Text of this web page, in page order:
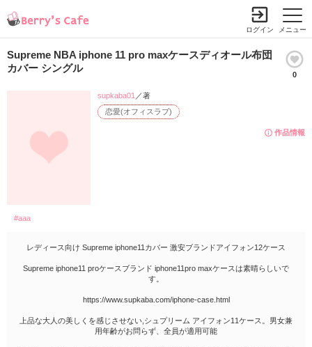
メニュー
ログイン
Supreme NBA iphone 11 pro maxケースディオール布団
カバー シングル
0
作品情報
恋愛(オフィスラブ)
supkaba01 ／著
#aaa
レディース向け Supreme iphone11カバー 激安ブランドアイフォン12ケース
Supreme iphone11 proケースブランド iphone11pro maxケースは素晴らしいで
す。
https://www.supkaba.com/iphone-case.html
上品な大人の美しくを感じさせない,シュプリーム アイフォン11ケース。男女兼
用年齢がお問らず、全員が適用可能